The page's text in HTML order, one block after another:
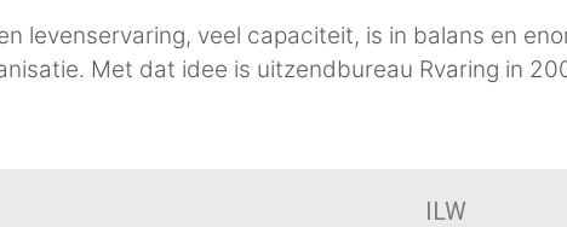
levenservaring, veel capaciteit, is in balans en
Met dat idee is uitzendbureau Rvaring in
ILW